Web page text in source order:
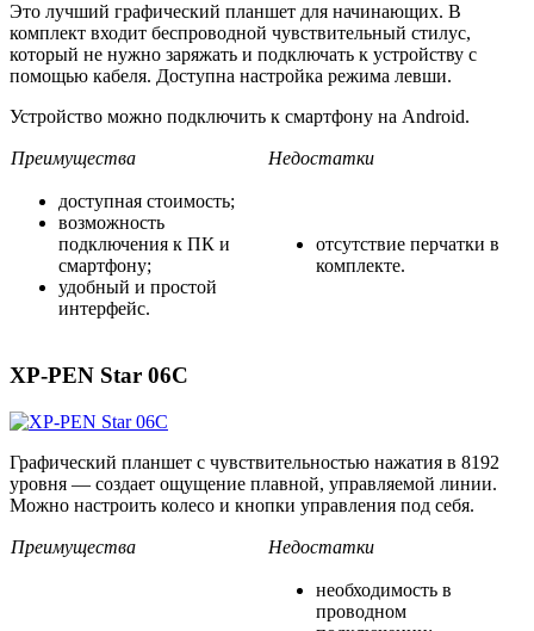
Это лучший графический планшет для начинающих. В
комплект входит беспроводной чувствительный стилус,
который не нужно заряжать и подключать к устройству с
помощью кабеля. Доступна настройка режима левши.
Устройство можно подключить к смартфону на Android.
Преимущества Недостатки
доступная стоимость;
возможность
подключения к ПК и
смартфону;
удобный и простой
интерфейс.
отсутствие перчатки в
комплекте.
XP-PEN Star 06C
Графический планшет с чувствительностью нажатия в 8192
уровня — создает ощущение плавной, управляемой линии.
Можно настроить колесо и кнопки управления под себя.
Преимущества Недостатки
необходимость в
проводном